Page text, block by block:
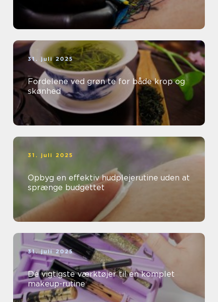
31. juli 2025
Fordelene ved grøn te for både krop og
skønhed
31. juli 2025
Opbyg en effektiv hudplejerutine uden at
sprænge budgettet
31. juli 2025
De vigtigste værktøjer til en komplet
makeup-rutine